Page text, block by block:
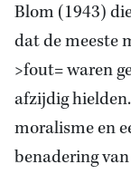
Blom (1943)
dat de meeste
>fout= waren
afzijdig
moralisme en
benadering